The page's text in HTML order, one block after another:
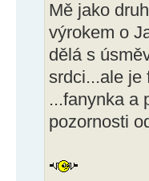
Mě jako
výrokem o
dělá s
srdci...ale je
...fanynka a
pozornosti